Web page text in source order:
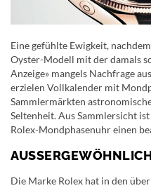
Eine gefühlte Ewigkeit,
Oyster-Modell mit der damals
Anzeige» mangels Nachfrage
erzielen Vollkalender mit
Sammlermärkten
Seltenheit. Aus Sammlersicht
Rolex-Mondphasenuhr einen
Die Marke Rolex hat in den